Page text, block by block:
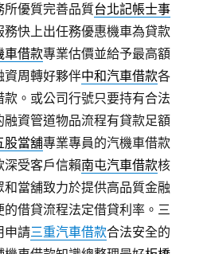
所優質完善品質台北記帳士事
務快上出任務優惠機車為貸款
車借款專業估價並給予最高額
資周轉好夥伴中和汽車借款各
。或公司行號只要持有合法
融資管道物品流程有貸款足額
股當舖專業專員的汽機車借款
深受客戶信賴南屯汽車借款核
當舖致力於提供高品質金融
的借貸流程法定借貸利率。三
申請三重汽車借款合法安全的